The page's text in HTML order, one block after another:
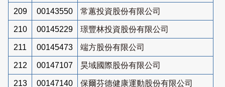
209 00143550 常蕙投資股份有限公司
210 00145229 璟豐林投資股份有限公司
211 00145473 端方股份有限公司
212 00147107 昊域國際股份有限公司
213 00147140 保爾芬德健康運動股份有限公司